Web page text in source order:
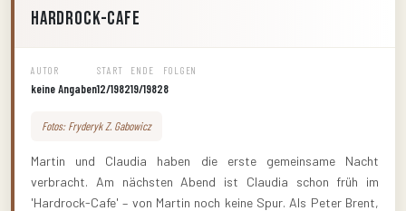
Hardrock-Cafe
AUTOR
keine Angaben
START
12/1982
ENDE
19/1982
FOLGEN
8
Fotos: Fryderyk Z. Gabowicz
Martin und Claudia haben die erste gemeinsame Nacht
verbracht. Am nächsten Abend ist Claudia schon früh im
'Hardrock-Cafe' – von Martin noch keine Spur. Als Peter Brent,